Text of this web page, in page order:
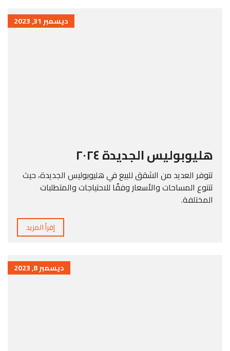
ديسمبر 31, 2023
هليوبوليس الجديدة ٢٠٢٤
تتوفر العديد من الشقق للبيع في هليوبوليس الجديدة، حيث
تتنوع المساحات والأسعار وفقًا للاحتياجات والمتطلبات
المختلفة.
إقرأ المزيد
ديسمبر 8, 2023